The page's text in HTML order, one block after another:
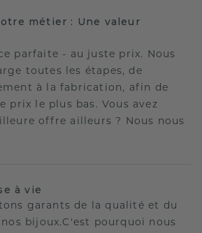
métier : Une valeur
parfaite - au juste prix. Nous
toutes les étapes, de
à la fabrication, afin de
prix le plus bas. Vous avez
offre ailleurs ? Nous nous
à vie
garants de la qualité et du
bijoux.C'est pourquoi nous